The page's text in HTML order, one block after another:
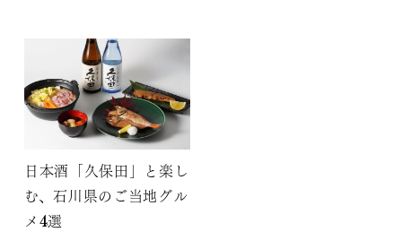
日本酒「久保田」と楽し
む、石川県のご当地グル
メ4選